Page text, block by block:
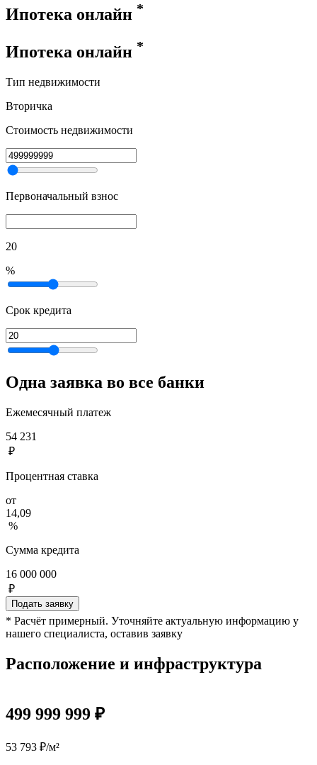
Ипотека онлайн *
Ипотека онлайн *
Тип недвижимости
Вторичка
Стоимость недвижимости
Первоначальный взнос
20
%
Срок кредита
Одна заявка во все банки
Ежемесячный платеж
54 231
₽
Процентная ставка
от
14,09
%
Сумма кредита
16 000 000
₽
Подать заявку
* Расчёт примерный. Уточняйте актуальную информацию у
нашего специалиста, оставив заявку
Расположение и инфраструктура
499 999 999 ₽
53 793 ₽/м²